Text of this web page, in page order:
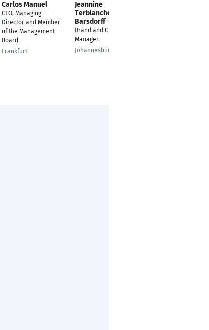
Carlos Manuel
CTO, Managing
Director and Member
of the Management
Board
Frankfurt
Jeannine
Terblanche
Barsdorff
Brand and Customer
Manager
Johannesburg